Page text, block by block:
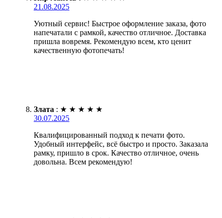
21.08.2025
Уютный сервис! Быстрое оформление заказа, фото
напечатали с рамкой, качество отличное. Доставка
пришла вовремя. Рекомендую всем, кто ценит
качественную фотопечать!
Злата : ★ ★ ★ ★ ★
30.07.2025
Квалифицированный подход к печати фото.
Удобный интерфейс, всё быстро и просто. Заказала
рамку, пришло в срок. Качество отличное, очень
довольна. Всем рекомендую!